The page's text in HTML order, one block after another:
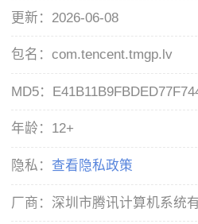
更新： 2026-06-08
包名：com.tencent.tmgp.lv
MD5：
年龄： 12+
隐私： 查看隐私政策
厂商： 深圳市腾讯计算机系统